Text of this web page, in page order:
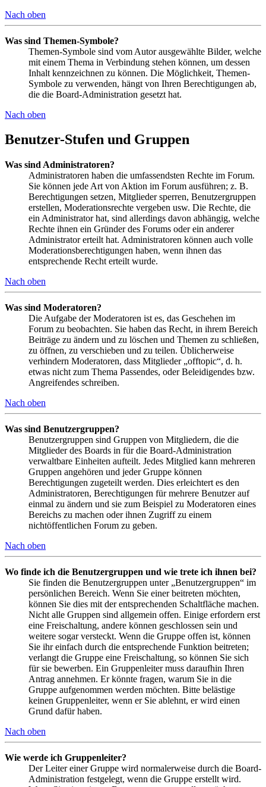
Nach oben
Was sind Themen-Symbole?
Themen-Symbole sind vom Autor ausgewählte Bilder, welche
mit einem Thema in Verbindung stehen können, um dessen
Inhalt kennzeichnen zu können. Die Möglichkeit, Themen-
Symbole zu verwenden, hängt von Ihren Berechtigungen ab,
die die Board-Administration gesetzt hat.
Nach oben
Benutzer-Stufen und Gruppen
Was sind Administratoren?
Administratoren haben die umfassendsten Rechte im Forum.
Sie können jede Art von Aktion im Forum ausführen; z. B.
Berechtigungen setzen, Mitglieder sperren, Benutzergruppen
erstellen, Moderationsrechte vergeben usw. Die Rechte, die
ein Administrator hat, sind allerdings davon abhängig, welche
Rechte ihnen ein Gründer des Forums oder ein anderer
Administrator erteilt hat. Administratoren können auch volle
Moderationsberechtigungen haben, wenn ihnen das
entsprechende Recht erteilt wurde.
Nach oben
Was sind Moderatoren?
Die Aufgabe der Moderatoren ist es, das Geschehen im
Forum zu beobachten. Sie haben das Recht, in ihrem Bereich
Beiträge zu ändern und zu löschen und Themen zu schließen,
zu öffnen, zu verschieben und zu teilen. Üblicherweise
verhindern Moderatoren, dass Mitglieder „offtopic“, d. h.
etwas nicht zum Thema Passendes, oder Beleidigendes bzw.
Angreifendes schreiben.
Nach oben
Was sind Benutzergruppen?
Benutzergruppen sind Gruppen von Mitgliedern, die die
Mitglieder des Boards in für die Board-Administration
verwaltbare Einheiten aufteilt. Jedes Mitglied kann mehreren
Gruppen angehören und jeder Gruppe können
Berechtigungen zugeteilt werden. Dies erleichtert es den
Administratoren, Berechtigungen für mehrere Benutzer auf
einmal zu ändern und sie zum Beispiel zu Moderatoren eines
Bereichs zu machen oder ihnen Zugriff zu einem
nichtöffentlichen Forum zu geben.
Nach oben
Wo finde ich die Benutzergruppen und wie trete ich ihnen bei?
Sie finden die Benutzergruppen unter „Benutzergruppen“ im
persönlichen Bereich. Wenn Sie einer beitreten möchten,
können Sie dies mit der entsprechenden Schaltfläche machen.
Nicht alle Gruppen sind allgemein offen. Einige erfordern erst
eine Freischaltung, andere können geschlossen sein und
weitere sogar versteckt. Wenn die Gruppe offen ist, können
Sie ihr einfach durch die entsprechende Funktion beitreten;
verlangt die Gruppe eine Freischaltung, so können Sie sich
für sie bewerben. Ein Gruppenleiter muss daraufhin Ihren
Antrag annehmen. Er könnte fragen, warum Sie in die
Gruppe aufgenommen werden möchten. Bitte belästige
keinen Gruppenleiter, wenn er Sie ablehnt, er wird einen
Grund dafür haben.
Nach oben
Wie werde ich Gruppenleiter?
Der Leiter einer Gruppe wird normalerweise durch die Board-
Administration festgelegt, wenn die Gruppe erstellt wird.